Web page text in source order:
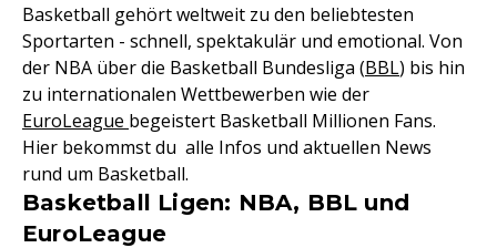
Basketball gehört weltweit zu den beliebtesten
Sportarten - schnell, spektakulär und emotional. Von
der NBA über die Basketball Bundesliga (BBL) bis hin
zu internationalen Wettbewerben wie der
EuroLeague begeistert Basketball Millionen Fans.
Hier bekommst du alle Infos und aktuellen News
rund um Basketball.
Basketball Ligen: NBA, BBL und
EuroLeague